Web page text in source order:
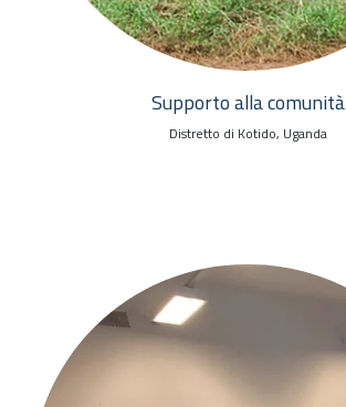
Supporto alla comunità
Distretto di Kotido, Uganda